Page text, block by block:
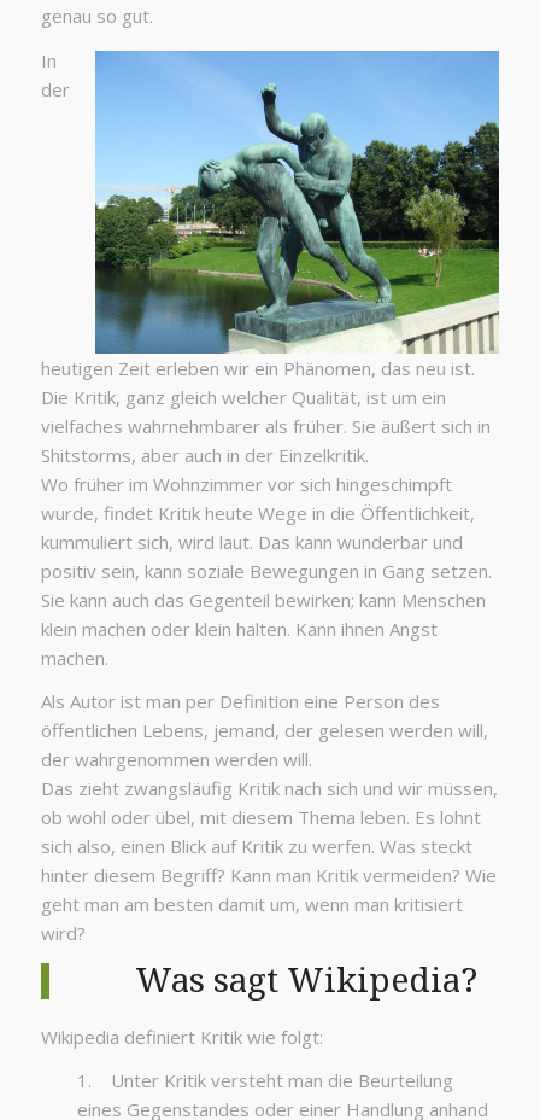
genau so gut.
In
der
heutigen Zeit erleben wir ein Phänomen, das neu ist.
Die Kritik, ganz gleich welcher Qualität, ist um ein
vielfaches wahrnehmbarer als früher. Sie äußert sich in
Shitstorms, aber auch in der Einzelkritik.
Wo früher im Wohnzimmer vor sich hingeschimpft
wurde, findet Kritik heute Wege in die Öffentlichkeit,
kummuliert sich, wird laut. Das kann wunderbar und
positiv sein, kann soziale Bewegungen in Gang setzen.
Sie kann auch das Gegenteil bewirken; kann Menschen
klein machen oder klein halten. Kann ihnen Angst
machen.
Als Autor ist man per Definition eine Person des
öffentlichen Lebens, jemand, der gelesen werden will,
der wahrgenommen werden will.
Das zieht zwangsläufig Kritik nach sich und wir müssen,
ob wohl oder übel, mit diesem Thema leben. Es lohnt
sich also, einen Blick auf Kritik zu werfen. Was steckt
hinter diesem Begriff? Kann man Kritik vermeiden? Wie
geht man am besten damit um, wenn man kritisiert
wird?
Was sagt Wikipedia?
Wikipedia definiert Kritik wie folgt:
1. Unter Kritik versteht man die Beurteilung
eines Gegenstandes oder einer Handlung anhand